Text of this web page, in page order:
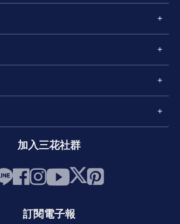
加入三花社群
訂閱電子報